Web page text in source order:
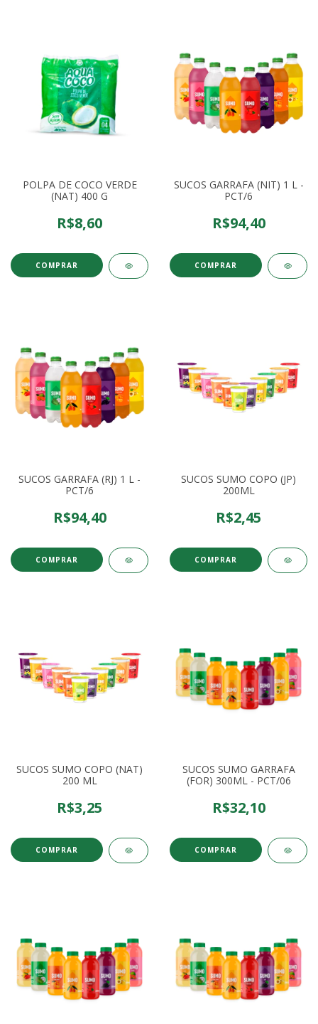
POLPA DE COCO VERDE
(NAT) 400 G
R$8,60
SUCOS GARRAFA (NIT) 1 L -
PCT/6
R$94,40
COMPRAR
SUCOS GARRAFA (RJ) 1 L -
PCT/6
R$94,40
COMPRAR
SUCOS SUMO COPO (JP)
200ML
R$2,45
COMPRAR
SUCOS SUMO COPO (NAT)
200 ML
R$3,25
COMPRAR
SUCOS SUMO GARRAFA
(FOR) 300ML - PCT/06
R$32,10
COMPRAR